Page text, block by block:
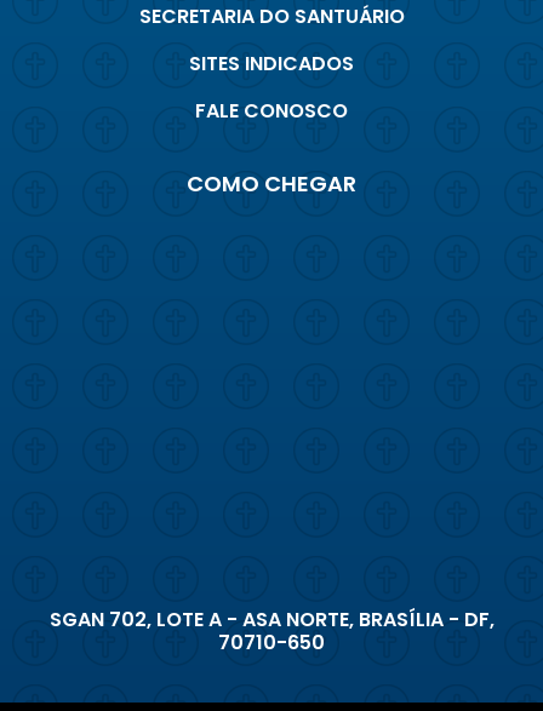
SECRETARIA DO SANTUÁRIO
SITES INDICADOS
FALE CONOSCO
COMO CHEGAR
SGAN 702, LOTE A - ASA NORTE, BRASÍLIA - DF,
70710-650